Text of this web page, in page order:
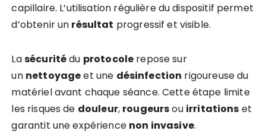
capillaire. L’utilisation régulière du dispositif permet
d’obtenir un résultat progressif et visible.
Lasécuritédu protocole repose sur
un nettoyageet une désinfection rigoureuse du
matériel avant chaque séance. Cette étape limite
les risques de douleur, rougeursou irritations et
garantit une expérience non invasive.